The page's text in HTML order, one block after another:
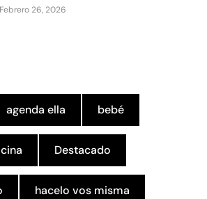
Febrero 26, 2026
agenda ella bebé
Destacado
hacelo vos misma